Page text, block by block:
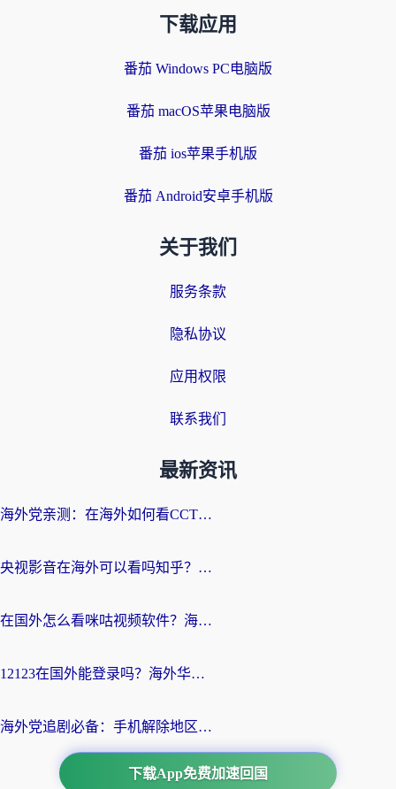
下载应用
番茄 Windows PC电脑版
番茄 macOS苹果电脑版
番茄 ios苹果手机版
番茄 Android安卓手机版
关于我们
服务条款
隐私协议
应用权限
联系我们
最新资讯
海外党亲测：在海外如何看CCTV？告别“仅限大陆播放”的实用指南
央视影音在海外可以看吗知乎？留学生亲测：3步解决地域限制+追剧自由
在国外怎么看咪咕视频软件？海外党亲测有效的回国加速方案
12123在国外能登录吗？海外华人必看的回国加速实用指南
海外党追剧必备：手机解除地区限制app怎么选？解决央视视频&国内剧地区限制全指南
下载App免费加速回国